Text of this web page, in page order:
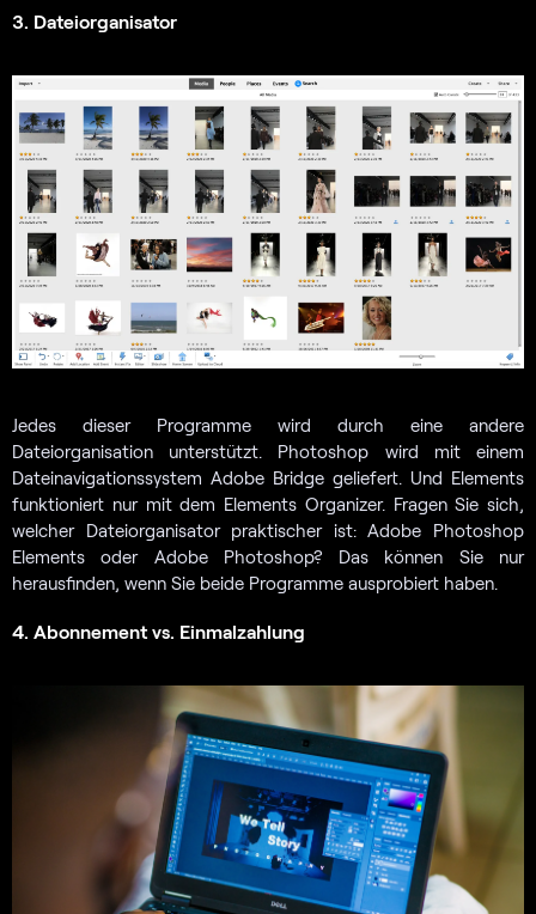
3. Dateiorganisator
Jedes dieser Programme wird durch eine andere
Dateiorganisation unterstützt. Photoshop wird mit einem
Dateinavigationssystem Adobe Bridge geliefert. Und Elements
funktioniert nur mit dem Elements Organizer. Fragen Sie sich,
welcher Dateiorganisator praktischer ist: Adobe Photoshop
Elements oder Adobe Photoshop? Das können Sie nur
herausfinden, wenn Sie beide Programme ausprobiert haben.
4. Abonnement vs. Einmalzahlung